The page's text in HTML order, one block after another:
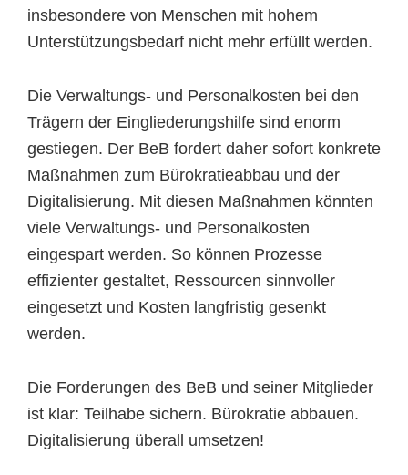
insbesondere von Menschen mit hohem
Unterstützungsbedarf nicht mehr erfüllt werden.
Die Verwaltungs- und Personalkosten bei den
Trägern der Eingliederungshilfe sind enorm
gestiegen. Der BeB fordert daher sofort konkrete
Maßnahmen zum Bürokratieabbau und der
Digitalisierung. Mit diesen Maßnahmen könnten
viele Verwaltungs- und Personalkosten
eingespart werden. So können Prozesse
effizienter gestaltet, Ressourcen sinnvoller
eingesetzt und Kosten langfristig gesenkt
werden.
Die Forderungen des BeB und seiner Mitglieder
ist klar: Teilhabe sichern. Bürokratie abbauen.
Digitalisierung überall umsetzen!